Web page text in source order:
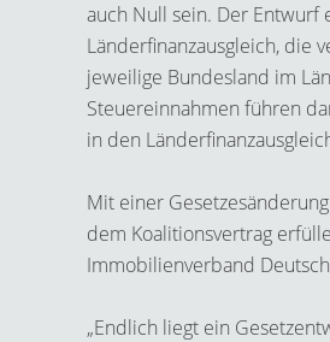
auch Null sein. Der Entwurf
Länderfinanzausgleich, die
jeweilige Bundesland im
Steuereinnahmen führen
in den
Mit einer
dem Koalitionsvertrag
Immobilienverband
„Endlich liegt ein